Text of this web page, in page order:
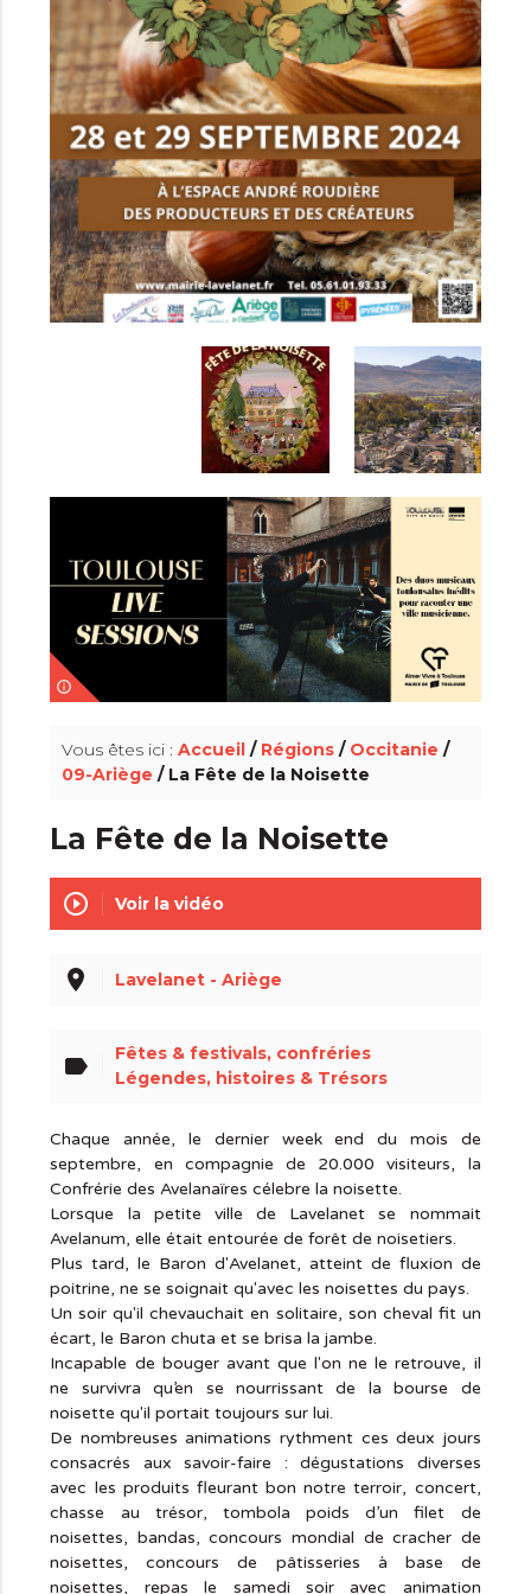
info_outline
Vous êtes ici :Accueil / Régions / Occitanie /
09-Ariège / La Fête de la Noisette
La Fête de la Noisette
play_circle_outline Voir la vidéo
place Lavelanet - Ariège
label
Fêtes & festivals, confréries
Légendes, histoires & Trésors
Chaque année, le dernier week end du mois de
septembre, en compagnie de 20.000 visiteurs, la
Confrérie des Avelanaïres célebre la noisette.
Lorsque la petite ville de Lavelanet se nommait
Avelanum, elle était entourée de forêt de noisetiers.
Plus tard, le Baron d'Avelanet, atteint de fluxion de
poitrine, ne se soignait qu'avec les noisettes du pays.
Un soir qu'il chevauchait en solitaire, son cheval fit un
écart, le Baron chuta et se brisa la jambe.
Incapable de bouger avant que l'on ne le retrouve, il
ne survivra qu’en se nourrissant de la bourse de
noisette qu'il portait toujours sur lui.
De nombreuses animations rythment ces deux jours
consacrés aux savoir-faire : dégustations diverses
avec les produits fleurant bon notre terroir, concert,
chasse au trésor, tombola poids d’un filet de
noisettes, bandas, concours mondial de cracher de
noisettes, concours de pâtisseries à base de
noisettes, repas le samedi soir avec animation